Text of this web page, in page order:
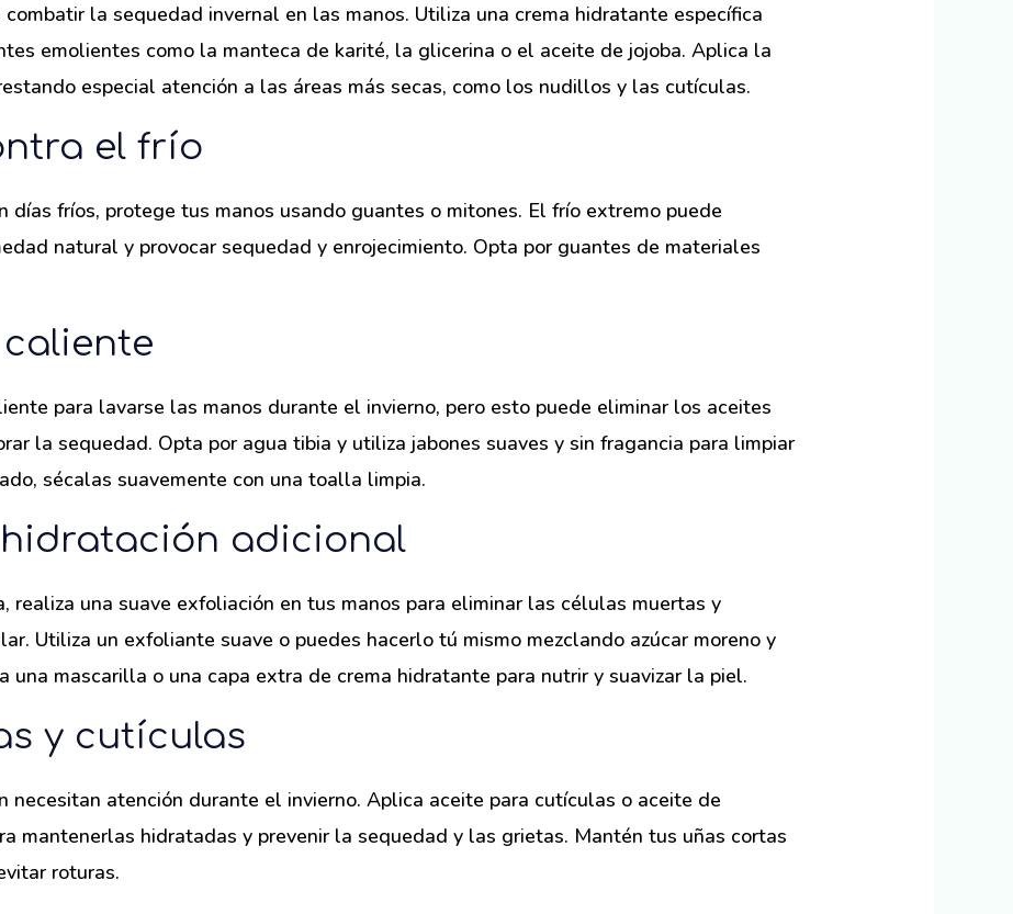
la sequedad invernal en las manos. Utiliza una crema hidratante específica
emolientes como la manteca de karité, la glicerina o el aceite de jojoba. Aplica la
especial atención a las áreas más secas, como los nudillos y las cutículas.
el frío
días fríos, protege tus manos usando guantes o mitones. El frío extremo puede
natural y provocar sequedad y enrojecimiento. Opta por guantes de materiales
para lavarse las manos durante el invierno, pero esto puede eliminar los aceites
la sequedad. Opta por agua tibia y utiliza jabones suaves y sin fragancia para limpiar
sécalas suavemente con una toalla limpia.
adicional
realiza una suave exfoliación en tus manos para eliminar las células muertas y
Utiliza un exfoliante suave o puedes hacerlo tú mismo mezclando azúcar moreno y
una mascarilla o una capa extra de crema hidratante para nutrir y suavizar la piel.
y cutículas
necesitan atención durante el invierno. Aplica aceite para cutículas o aceite de
mantenerlas hidratadas y prevenir la sequedad y las grietas. Mantén tus uñas cortas
roturas.